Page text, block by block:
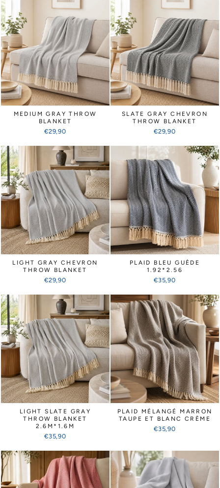
MEDIUM GRAY THROW
BLANKET
€29,90
SLATE GRAY CHEVRON
THROW BLANKET
€29,90
LIGHT GRAY CHEVRON
THROW BLANKET
€29,90
PLAID BLEU GUÈDE
1.92*2.56
€35,90
LIGHT SLATE GRAY
THROW BLANKET
2.6M*1.6M
€35,90
PLAID MÉLANGÉ MARRON
TAUPE ET BLANC CRÈME
€35,90